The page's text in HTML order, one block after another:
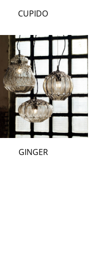
CUPIDO
GINGER